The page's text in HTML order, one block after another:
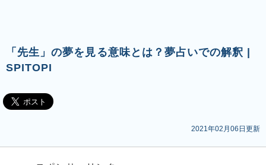
「先生」の夢を見る意味とは？夢占いでの解釈 |
SPITOPI
2021年02月06日更新